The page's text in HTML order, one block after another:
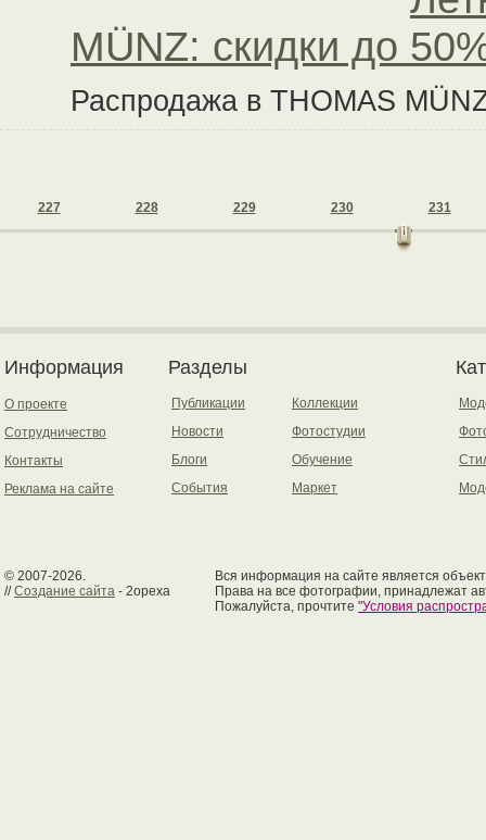
MÜNZ: скидки до
Распродажа в THOMAS
227 228 229 230 231
Информация
О проекте
Сотрудничество
Контакты
Реклама на сайте
Разделы
Публикации
Новости
Блоги
События
Коллекции
Фотостудии
Обучение
Маркет
© 2007-2026.
//Создание сайта - 2opexa
Вся информация на сайте является
Права на все фотографии, принадлежат
Пожалуйста, прочтите "Условия